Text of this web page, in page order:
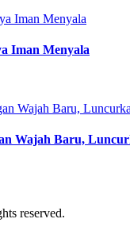
Iman Menyala
Wajah Baru,
reserved.